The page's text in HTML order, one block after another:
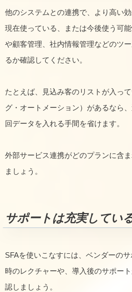
他のシステムとの連携で、より高い
現在使っている、または今後使う可
や顧客管理、社内情報管理などのツ
るか確認してください。
たとえば、見込み客のリストが入っ
グ・オートメーション）があるなら
回データを入れる手間を省けます。
外部サービス連携がどのプランに含
ましょう。
サポートは充実してい
SFAを使いこなすには、ベンダーの
時のレクチャーや、導入後のサポー
認しましょう。